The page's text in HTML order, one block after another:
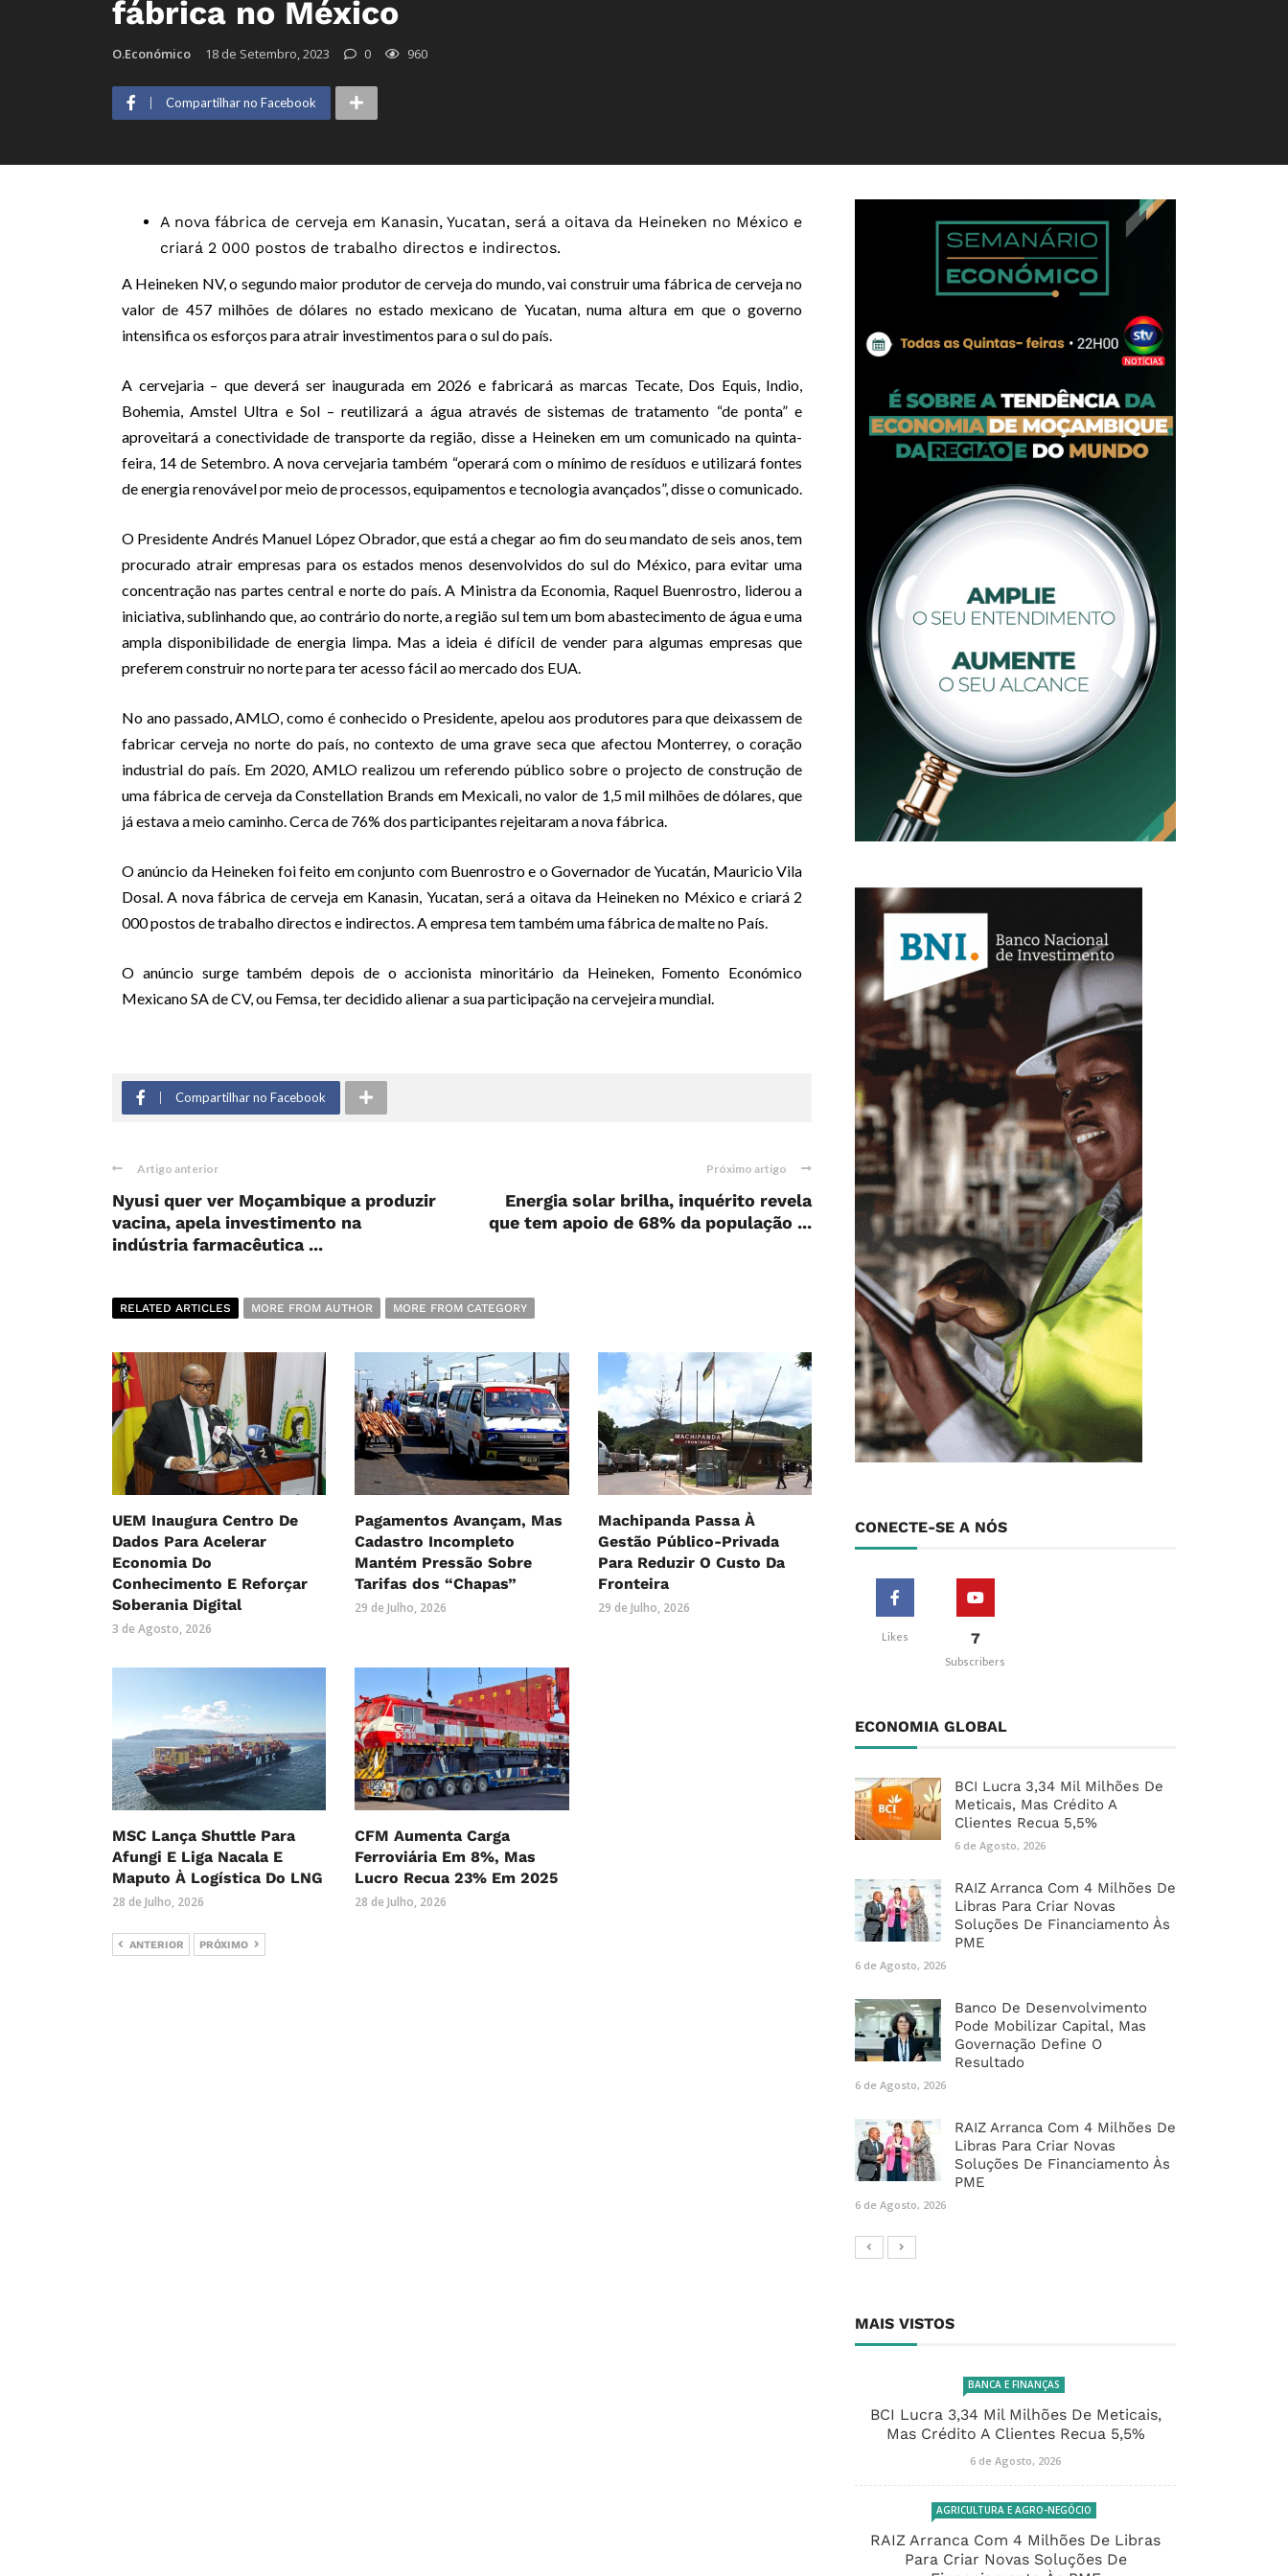
fábrica no México
O.Económico 18 de Setembro, 2023 0 960
Compartilhar no Facebook
A nova fábrica de cerveja em Kanasin, Yucatan, será a oitava da Heineken no México e
criará 2 000 postos de trabalho directos e indirectos.
A Heineken NV, o segundo maior produtor de cerveja do mundo, vai construir uma fábrica de cerveja no
valor de 457 milhões de dólares no estado mexicano de Yucatan, numa altura em que o governo
intensifica os esforços para atrair investimentos para o sul do país.
A cervejaria – que deverá ser inaugurada em 2026 e fabricará as marcas Tecate, Dos Equis, Indio,
Bohemia, Amstel Ultra e Sol – reutilizará a água através de sistemas de tratamento “de ponta” e
aproveitará a conectividade de transporte da região, disse a Heineken em um comunicado na quinta-
feira, 14 de Setembro. A nova cervejaria também “operará com o mínimo de resíduos e utilizará fontes
de energia renovável por meio de processos, equipamentos e tecnologia avançados”, disse o comunicado.
O Presidente Andrés Manuel López Obrador, que está a chegar ao fim do seu mandato de seis anos, tem
procurado atrair empresas para os estados menos desenvolvidos do sul do México, para evitar uma
concentração nas partes central e norte do país. A Ministra da Economia, Raquel Buenrostro, liderou a
iniciativa, sublinhando que, ao contrário do norte, a região sul tem um bom abastecimento de água e uma
ampla disponibilidade de energia limpa. Mas a ideia é difícil de vender para algumas empresas que
preferem construir no norte para ter acesso fácil ao mercado dos EUA.
No ano passado, AMLO, como é conhecido o Presidente, apelou aos produtores para que deixassem de
fabricar cerveja no norte do país, no contexto de uma grave seca que afectou Monterrey, o coração
industrial do país. Em 2020, AMLO realizou um referendo público sobre o projecto de construção de
uma fábrica de cerveja da Constellation Brands em Mexicali, no valor de 1,5 mil milhões de dólares, que
já estava a meio caminho. Cerca de 76% dos participantes rejeitaram a nova fábrica.
O anúncio da Heineken foi feito em conjunto com Buenrostro e o Governador de Yucatán, Mauricio Vila
Dosal. A nova fábrica de cerveja em Kanasin, Yucatan, será a oitava da Heineken no México e criará 2
000 postos de trabalho directos e indirectos. A empresa tem também uma fábrica de malte no País.
O anúncio surge também depois de o accionista minoritário da Heineken, Fomento Económico
Mexicano SA de CV, ou Femsa, ter decidido alienar a sua participação na cervejeira mundial.
Compartilhar no Facebook
Artigo anterior
Nyusi quer ver Moçambique a produzir
vacina, apela investimento na
indústria farmacêutica ...
Próximo artigo
Energia solar brilha, inquérito revela
que tem apoio de 68% da população ...
RELATED ARTICLES MORE FROM AUTHOR MORE FROM CATEGORY
UEM Inaugura Centro De
Dados Para Acelerar
Economia Do
Conhecimento E Reforçar
Soberania Digital
3 de Agosto, 2026
Pagamentos Avançam, Mas
Cadastro Incompleto
Mantém Pressão Sobre
Tarifas dos “Chapas”
29 de Julho, 2026
Machipanda Passa À
Gestão Público-Privada
Para Reduzir O Custo Da
Fronteira
29 de Julho, 2026
MSC Lança Shuttle Para
Afungi E Liga Nacala E
Maputo À Logística Do LNG
28 de Julho, 2026
CFM Aumenta Carga
Ferroviária Em 8%, Mas
Lucro Recua 23% Em 2025
28 de Julho, 2026
ANTERIOR PRÓXIMO
CONECTE-SE A NÓS
Likes 7
Subscribers
ECONOMIA GLOBAL
BCI Lucra 3,34 Mil Milhões De
Meticais, Mas Crédito A
Clientes Recua 5,5%
6 de Agosto, 2026
RAIZ Arranca Com 4 Milhões De
Libras Para Criar Novas
Soluções De Financiamento Às
PME
6 de Agosto, 2026
Banco De Desenvolvimento
Pode Mobilizar Capital, Mas
Governação Define O
Resultado
6 de Agosto, 2026
RAIZ Arranca Com 4 Milhões De
Libras Para Criar Novas
Soluções De Financiamento Às
PME
6 de Agosto, 2026
MAIS VISTOS
BANCA E FINANÇAS
BCI Lucra 3,34 Mil Milhões De Meticais,
Mas Crédito A Clientes Recua 5,5%
6 de Agosto, 2026
AGRICULTURA E AGRO-NEGÓCIO
RAIZ Arranca Com 4 Milhões De Libras
Para Criar Novas Soluções De